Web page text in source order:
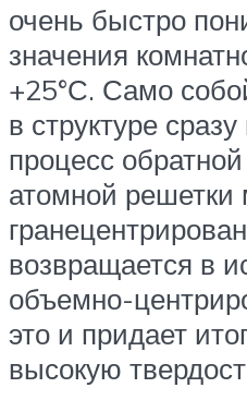
очень быстро
значения
+25°С. Само
в структуре
процесс
атомной
возвращается в
объемно-
это и придает
высокую